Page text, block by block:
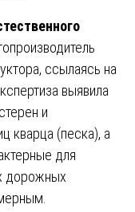
ссылаясь на
выявила
и
кварца (песка), а
для
дорожных